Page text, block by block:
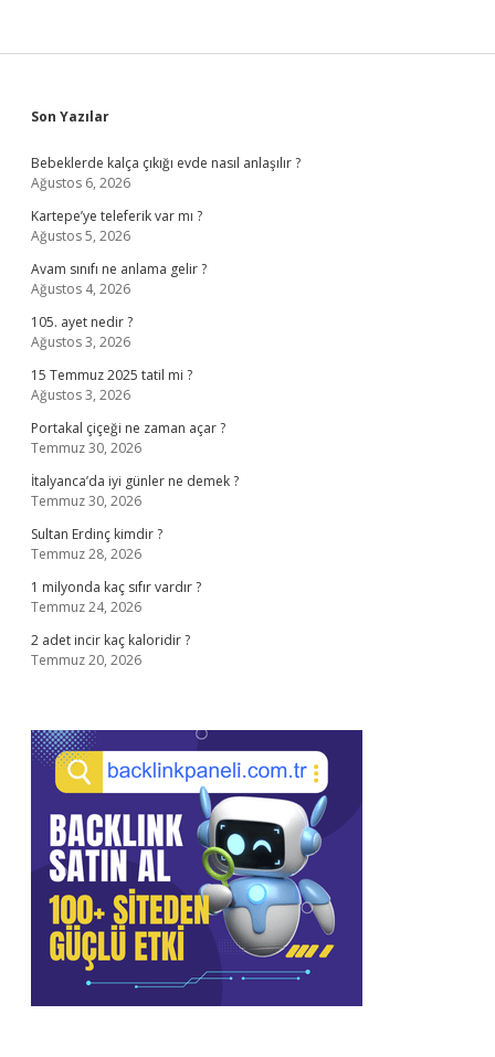
Sidebar
Son Yazılar
Bebeklerde kalça çıkığı evde nasıl anlaşılır ?
Ağustos 6, 2026
Kartepe’ye teleferik var mı ?
Ağustos 5, 2026
Avam sınıfı ne anlama gelir ?
Ağustos 4, 2026
105. ayet nedir ?
Ağustos 3, 2026
15 Temmuz 2025 tatil mi ?
Ağustos 3, 2026
Portakal çiçeği ne zaman açar ?
Temmuz 30, 2026
İtalyanca’da iyi günler ne demek ?
Temmuz 30, 2026
Sultan Erdinç kimdir ?
Temmuz 28, 2026
1 milyonda kaç sıfır vardır ?
Temmuz 24, 2026
2 adet incir kaç kaloridir ?
Temmuz 20, 2026